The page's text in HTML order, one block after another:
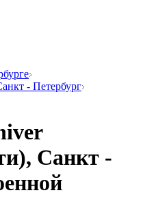
- Петербург
Санкт -